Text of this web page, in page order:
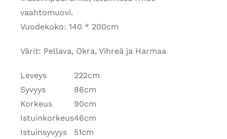
vaahtomuovi.
Vuodekoko: 140 * 200cm
Värit: Pellava, Okra, Vihreä ja Harmaa
Leveys
222cm
Syvyys
86cm
Korkeus
90cm
Istuinkorkeus46cm
Istuinsyvyys
51cm